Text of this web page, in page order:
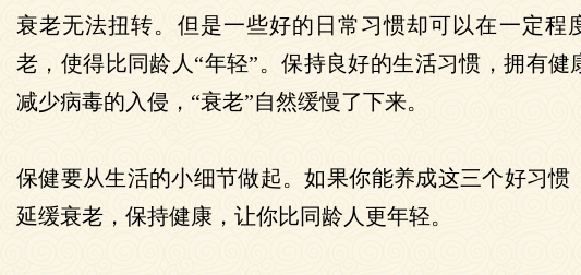
衰老无法扭转。但是一些好的日常习惯却可以在一定程
老，使得比同龄人“年轻”。保持良好的生活习惯，拥有健
减少病毒的入侵，“衰老”自然缓慢了下来。
保健要从生活的小细节做起。如果你能养成这三个好习惯
延缓衰老，保持健康，让你比同龄人更年轻。